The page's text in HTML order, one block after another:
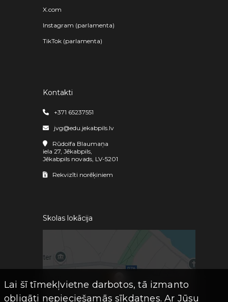
X.com
Instagram (parlamenta)
TikTok (parlamenta)
Kontakti
+371 65237551
jvg@edu.jekabpils.lv
Rūdolfa Blaumaņa
iela 27, Jēkabpils,
Jēkabpils novads, LV-5201
Rekvizīti norēķiniem
Skolas lokācija
Lai šī tīmekļvietne darbotos, tā izmanto
obligāti nepieciešamās sīkdatnes. Ar Jūsu